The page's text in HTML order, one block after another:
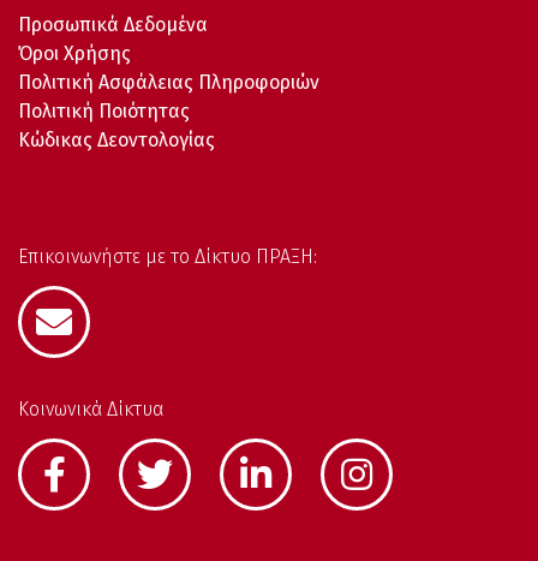
Προσωπικά Δεδομένα
Όροι Χρήσης
Πολιτική Ασφάλειας Πληροφοριών
Πολιτική Ποιότητας
Κώδικας Δεοντολογίας
Επικοινωνήστε με το Δίκτυο ΠΡΑΞΗ:
Κοινωνικά Δίκτυα